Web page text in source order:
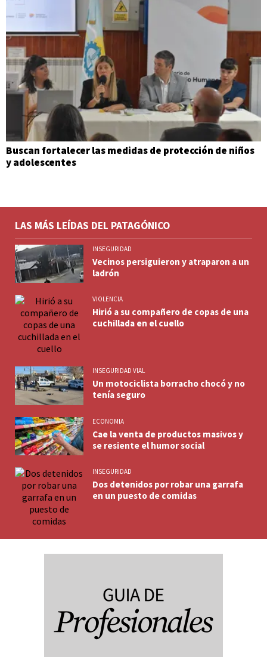
Buscan fortalecer las medidas de protección de niños
y adolescentes
LAS MÁS LEÍDAS DEL PATAGÓNICO
INSEGURIDAD
Vecinos persiguieron y atraparon a un
ladrón
VIOLENCIA
Hirió a su compañero de copas de una
cuchillada en el cuello
INSEGURIDAD VIAL
Un motociclista borracho chocó y no
tenía seguro
ECONOMIA
Cae la venta de productos masivos y
se resiente el humor social
INSEGURIDAD
Dos detenidos por robar una garrafa
en un puesto de comidas